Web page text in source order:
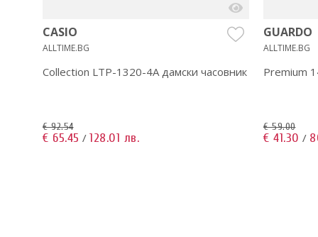
CASIO
ALLTIME.BG
Collection LTP-1320-4A дамски часовник
€ 92.54
€ 65.45 / 128.01 лв.
GUARDO
ALLTIME.BG
Premium
€ 59.00
€ 41.30 /